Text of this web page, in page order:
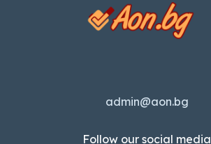
admin@aon.bg
Follow our social media